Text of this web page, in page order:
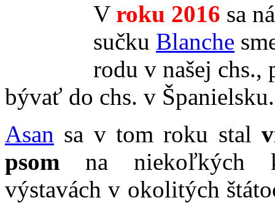
V roku 2016 sa
sučku Blanche
rodu v našej chs.,
bývať do chs. v Španielsku.
Asan sa v tom roku stal
psom na niekoľkých
výstavách v okolitých